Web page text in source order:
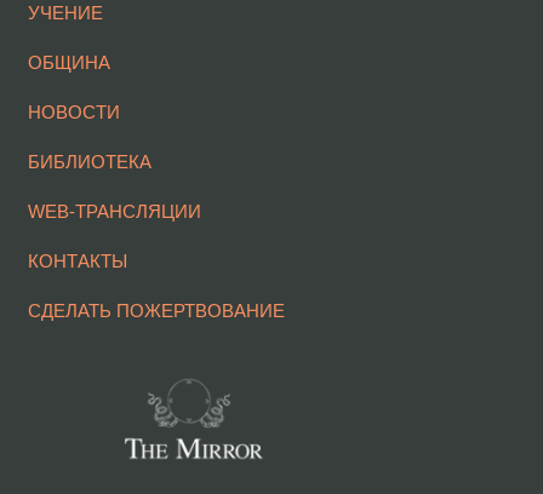
УЧЕНИЕ
ОБЩИНА
НОВОСТИ
БИБЛИОТЕКА
WEB-ТРАНСЛЯЦИИ
КОНТАКТЫ
СДЕЛАТЬ ПОЖЕРТВОВАНИЕ